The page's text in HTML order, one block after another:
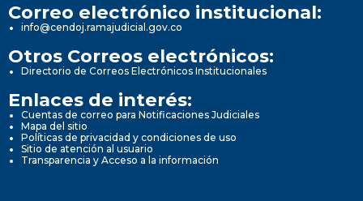
Correo electrónico institucional:
info@cendoj.ramajudicial.gov.co
Otros Correos electrónicos:
Directorio de Correos Electrónicos Institucionales
Enlaces de interés:
Cuentas de correo para Notificaciones Judiciales
Mapa del sitio
Políticas de privacidad y condiciones de uso
Sitio de atención al usuario
Transparencia y Acceso a la información